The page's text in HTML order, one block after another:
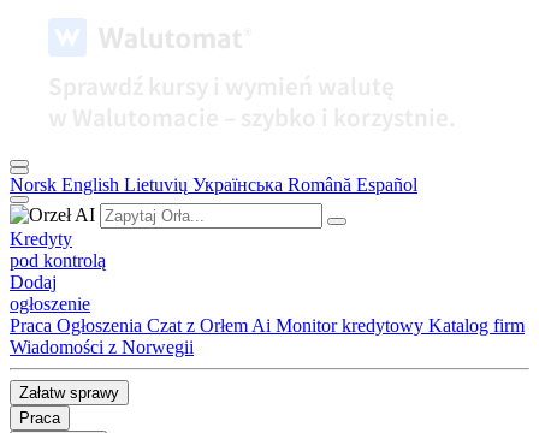
Norsk English Lietuvių Українська Română Español
Kredyty
pod kontrolą
Dodaj
ogłoszenie
Praca Ogłoszenia Czat z Orłem Ai Monitor kredytowy Katalog firm
Wiadomości z Norwegii
Załatw sprawy
Praca